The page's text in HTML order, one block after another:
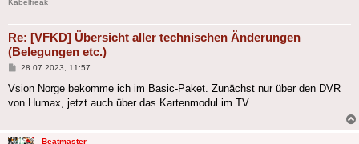
Kabelfreak
Re: [VFKD] Übersicht aller technischen Änderungen
(Belegungen etc.)
Beitrag
28.07.2023, 11:57
Vsion Norge bekomme ich im Basic-Paket. Zunächst nur über den DVR
von Humax, jetzt auch über das Kartenmodul im TV.
Beatmaster